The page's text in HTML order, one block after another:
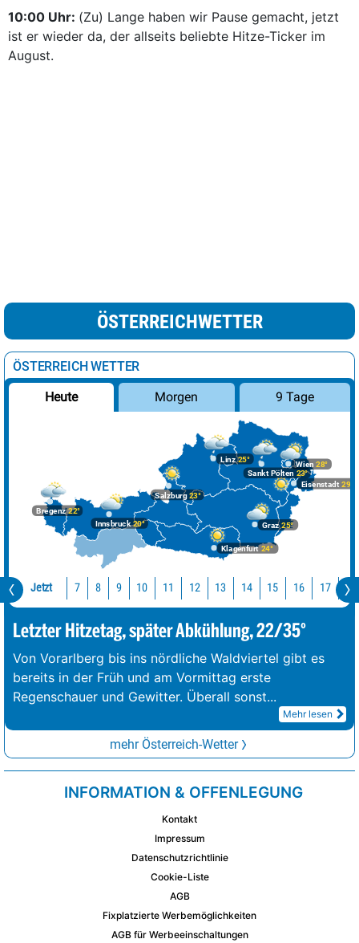
10:00 Uhr: (Zu) Lange haben wir Pause gemacht, jetzt
ist er wieder da, der allseits beliebte Hitze-Ticker im
August.
ÖSTERREICHWETTER
ÖSTERREICH WETTER
Heute Morgen 9 Tage
Bregenz22°
Graz25°
Innsbruck20°
Klagenfurt 24°
Linz25°
Salzburg23°
Wien 28°
Eisenstadt 29°
Sankt Pölten 23°
Jetzt 7 8 9 10 11 12 13 14 15 16 17 18
Letzter Hitzetag, später Abkühlung, 22/35°
Von Vorarlberg bis ins nördliche Waldviertel gibt es
bereits in der Früh und am Vormittag erste
Regenschauer und Gewitter. Überall sonst...
Mehr lesen
mehr Österreich-Wetter
INFORMATION & OFFENLEGUNG
Kontakt
Impressum
Datenschutzrichtlinie
Cookie-Liste
AGB
Fixplatzierte Werbemöglichkeiten
AGB für Werbeeinschaltungen